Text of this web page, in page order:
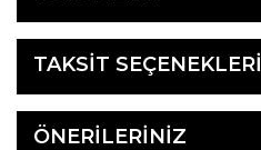
TAKSİT SEÇENEKLERİ
ÖNERİLERİNİZ